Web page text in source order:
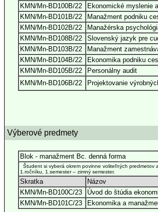
KMN/Mn-BD100B/22
Ekonomické myslenie
KMN/Mn-BD101B/22
Manažment podniku
KMN/Mn-BD102B/22
Manažérska
KMN/Mn-BD108B/22
Slovenský jazyk pre
KMN/Mn-BD103B/22
Manažment
KMN/Mn-BD104B/22
Ekonomika podniku
KMN/Mn-BD105B/22
Personálny audit
KMN/Mn-BD106B/22
Projektovanie
Výberové predmety
Blok - manažment Bc. denná forma
Študent si vyberá okrem povinne voliteľných predmetov
1.ročníku, 1.semester – zimný semester.
Skratka
Názov
KMN/Mn-BD100C/23
Úvod do štúdia
KMN/Mn-BD101C/23
Ekonomika a